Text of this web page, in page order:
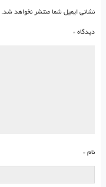
نشانی ایمیل شما منتشر نخواهد شد.
دیدگاه *
نام *